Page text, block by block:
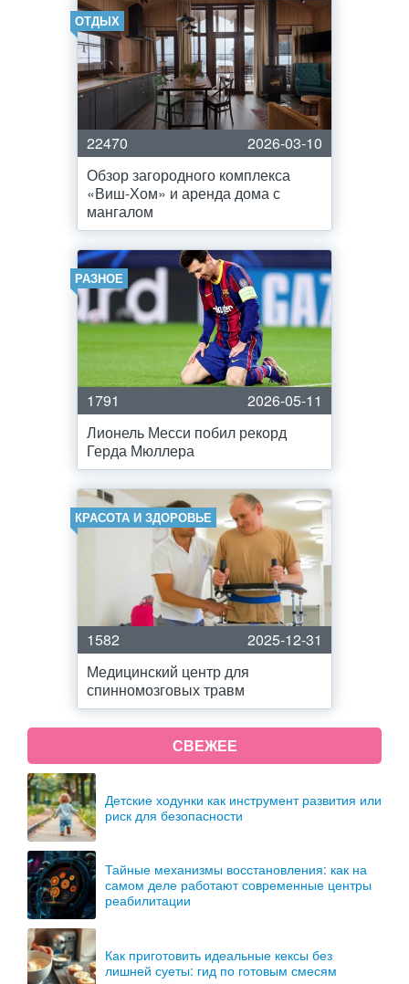
ОТДЫХ
22470
2026-03-10
Обзор загородного комплекса
«Виш-Хом» и аренда дома с
мангалом
РАЗНОЕ
1791
2026-05-11
Лионель Месси побил рекорд
Герда Мюллера
КРАСОТА И ЗДОРОВЬЕ
1582
2025-12-31
Медицинский центр для
спинномозговых травм
СВЕЖЕЕ
Детские ходунки как инструмент развития или
риск для безопасности
Тайные механизмы восстановления: как на
самом деле работают современные центры
реабилитации
Как приготовить идеальные кексы без
лишней суеты: гид по готовым смесям